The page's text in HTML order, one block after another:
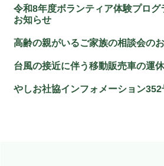
令和8年度ボランティア体験プログ
お知らせ
高齢の親がいるご家族の相談会の
台風の接近に伴う移動販売車の運
やしお社協インフォメーション352